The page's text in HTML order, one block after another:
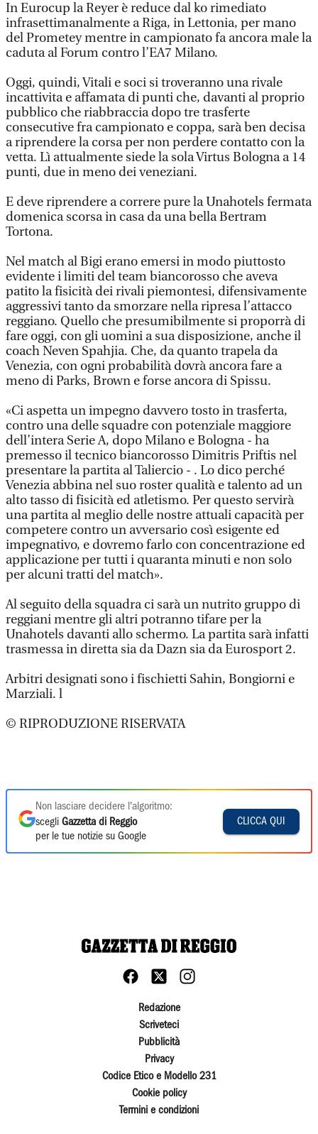
In Eurocup la Reyer è reduce dal ko rimediato
infrasettimanalmente a Riga, in Lettonia, per mano
del Prometey mentre in campionato fa ancora male la
caduta al Forum contro l’EA7 Milano.
Oggi, quindi, Vitali e soci si troveranno una rivale
incattivita e affamata di punti che, davanti al proprio
pubblico che riabbraccia dopo tre trasferte
consecutive fra campionato e coppa, sarà ben decisa
a riprendere la corsa per non perdere contatto con la
vetta. Lì attualmente siede la sola Virtus Bologna a 14
punti, due in meno dei veneziani.
E deve riprendere a correre pure la Unahotels fermata
domenica scorsa in casa da una bella Bertram
Tortona.
Nel match al Bigi erano emersi in modo piuttosto
evidente i limiti del team biancorosso che aveva
patito la fisicità dei rivali piemontesi, difensivamente
aggressivi tanto da smorzare nella ripresa l’attacco
reggiano. Quello che presumibilmente si proporrà di
fare oggi, con gli uomini a sua disposizione, anche il
coach Neven Spahjia. Che, da quanto trapela da
Venezia, con ogni probabilità dovrà ancora fare a
meno di Parks, Brown e forse ancora di Spissu.
«Ci aspetta un impegno davvero tosto in trasferta,
contro una delle squadre con potenziale maggiore
dell’intera Serie A, dopo Milano e Bologna - ha
premesso il tecnico biancorosso Dimitris Priftis nel
presentare la partita al Taliercio - . Lo dico perché
Venezia abbina nel suo roster qualità e talento ad un
alto tasso di fisicità ed atletismo. Per questo servirà
una partita al meglio delle nostre attuali capacità per
competere contro un avversario così esigente ed
impegnativo, e dovremo farlo con concentrazione ed
applicazione per tutti i quaranta minuti e non solo
per alcuni tratti del match».
Al seguito della squadra ci sarà un nutrito gruppo di
reggiani mentre gli altri potranno tifare per la
Unahotels davanti allo schermo. La partita sarà infatti
trasmessa in diretta sia da Dazn sia da Eurosport 2.
Arbitri designati sono i fischietti Sahin, Bongiorni e
Marziali. l
© RIPRODUZIONE RISERVATA
Non lasciare decidere l'algoritmo:
scegli Gazzetta di Reggio
per le tue notizie su Google
CLICCA QUI
Redazione
Scriveteci
Pubblicità
Privacy
Codice Etico e Modello 231
Cookie policy
Termini e condizioni